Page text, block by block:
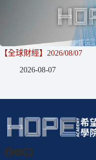
【全球財經】2026/08/07
2026-08-07